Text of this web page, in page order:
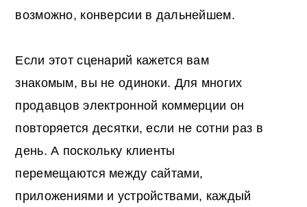
возможно, конверсии в дальнейшем.
Если этот сценарий кажется вам
знакомым, вы не одиноки. Для многих
продавцов электронной коммерции он
повторяется десятки, если не сотни раз в
день. А поскольку клиенты
перемещаются между сайтами,
приложениями и устройствами, каждый